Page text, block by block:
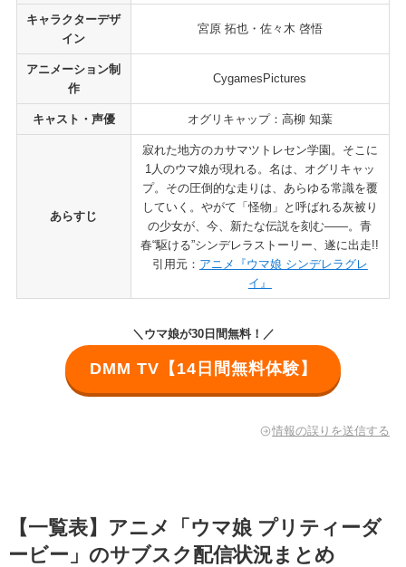
キャラクターデザ
イン
宮原 拓也・佐々木 啓悟
アニメーション制
作
CygamesPictures
キャスト・声優 オグリキャップ：高柳 知葉
あらすじ
寂れた地方のカサマツトレセン学園。そこに
1人のウマ娘が現れる。名は、オグリキャッ
プ。その圧倒的な走りは、あらゆる常識を覆
していく。やがて「怪物」と呼ばれる灰被り
の少女が、今、新たな伝説を刻む――。青
春“駆ける”シンデレラストーリー、遂に出走!!
引用元： アニメ『ウマ娘 シンデレラグレ
イ』
＼ ウマ娘が30日間無料！ ／
DMM TV【14日間無料体験】
情報の誤りを送信する
【一覧表】アニメ「ウマ娘 プリティーダ
ービー」のサブスク配信状況まとめ